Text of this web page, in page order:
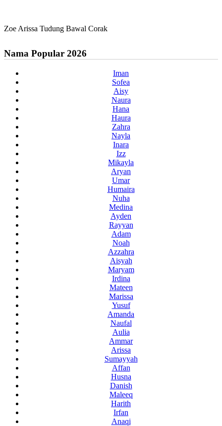
Zoe Arissa Tudung Bawal Corak
Nama Popular 2026
Iman
Sofea
Aisy
Naura
Hana
Haura
Zahra
Nayla
Inara
Izz
Mikayla
Aryan
Umar
Humaira
Nuha
Medina
Ayden
Rayyan
Adam
Noah
Azzahra
Aisyah
Maryam
Irdina
Mateen
Marissa
Yusuf
Amanda
Naufal
Aulia
Ammar
Arissa
Sumayyah
Affan
Husna
Danish
Maleeq
Harith
Irfan
Anaqi